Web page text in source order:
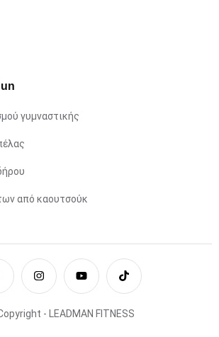
γυμναστικής
από καουτσούκ
- LEADMAN FITNESS